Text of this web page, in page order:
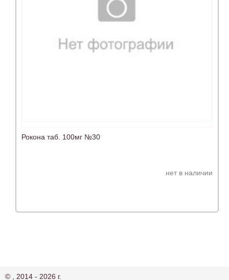
Рокона таб. 100мг №30
нет в наличии
© , 2014 - 2026 г.